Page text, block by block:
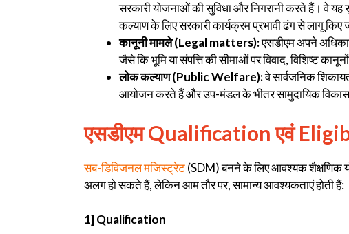
सरकारी योजनाओं की सुविधा और निगरानी करते हैं। वे
कल्याण के लिए सरकारी कार्यक्रम प्रभावी ढंग से लागू किए
कानूनी मामले (Legal matters):एसडीएम अपने
जैसे कि भूमि या संपत्ति की सीमाओं पर विवाद, विशिष्ट
लोक कल्याण (Public Welfare):वे सार्वजनिक
आयोजन करते हैं और उप-मंडल के भीतर सामुदायिक विकास
एसडीएम Qualification एवं
सब-डिविजनल मजिस्ट्रेट(SDM) बनने के लिए आवश्यक शैक्षणिक
अलग हो सकते हैं, लेकिन आम तौर पर, सामान्य आवश्यकताएं होती हैं:
1] Qualification